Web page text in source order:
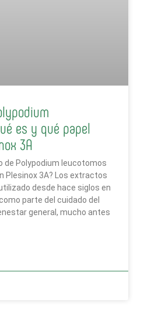
es y qué papel
3A
de Polypodium leucotomos
Plesinox 3A? Los extractos
desde hace siglos en
parte del cuidado del
general, mucho antes